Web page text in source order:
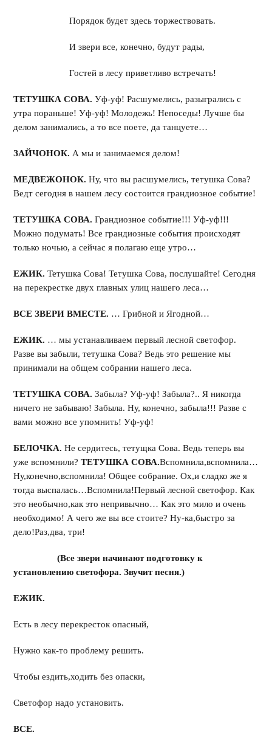
Порядок будет здесь торжествовать.
И звери все, конечно, будут рады,
Гостей в лесу приветливо встречать!
ТЕТУШКА СОВА. Уф-уф! Расшумелись, разыгрались с
утра пораньше! Уф-уф! Молодежь! Непоседы! Лучше бы
делом занимались, а то все поете, да танцуете…
ЗАЙЧОНОК. А мы и занимаемся делом!
МЕДВЕЖОНОК. Ну, что вы расшумелись, тетушка Сова?
Ведт сегодня в нашем лесу состоится грандиозное событие!
ТЕТУШКА СОВА. Грандиозное событие!!! Уф-уф!!!
Можно подумать! Все грандиозные события происходят
только ночью, а сейчас я полагаю еще утро…
ЕЖИК. Тетушка Сова! Тетушка Сова, послушайте! Сегодня
на перекрестке двух главных улиц нашего леса…
ВСЕ ЗВЕРИ ВМЕСТЕ. … Грибной и Ягодной…
ЕЖИК. … мы устанавливаем первый лесной светофор.
Разве вы забыли, тетушка Сова? Ведь это решение мы
принимали на общем собрании нашего леса.
ТЕТУШКА СОВА. Забыла? Уф-уф! Забыла?.. Я никогда
ничего не забываю! Забыла. Ну, конечно, забыла!!! Разве с
вами можно все упомнить! Уф-уф!
БЕЛОЧКА.Не сердитесь, тетущка Сова. Ведь теперь вы
уже вспомнили?ТЕТУШКА СОВА.Вспомнила,вспомнила…
Ну,конечно,вспомнила! Общее собрание. Ох,и сладко же я
тогда выспалась…Вспомнила!Первый лесной светофор. Как
это необычно,как это непривычно… Как это мило и очень
необходимо! А чего же вы все стоите? Ну-ка,быстро за
дело!Раз,два, три!
(Все звери начинают подготовку к
установлению светофора. Звучит песня.)
ЕЖИК.
Есть в лесу перекресток опасный,
Нужно как-то проблему решить.
Чтобы ездить,ходить без опаски,
Светофор надо установить.
ВСЕ.